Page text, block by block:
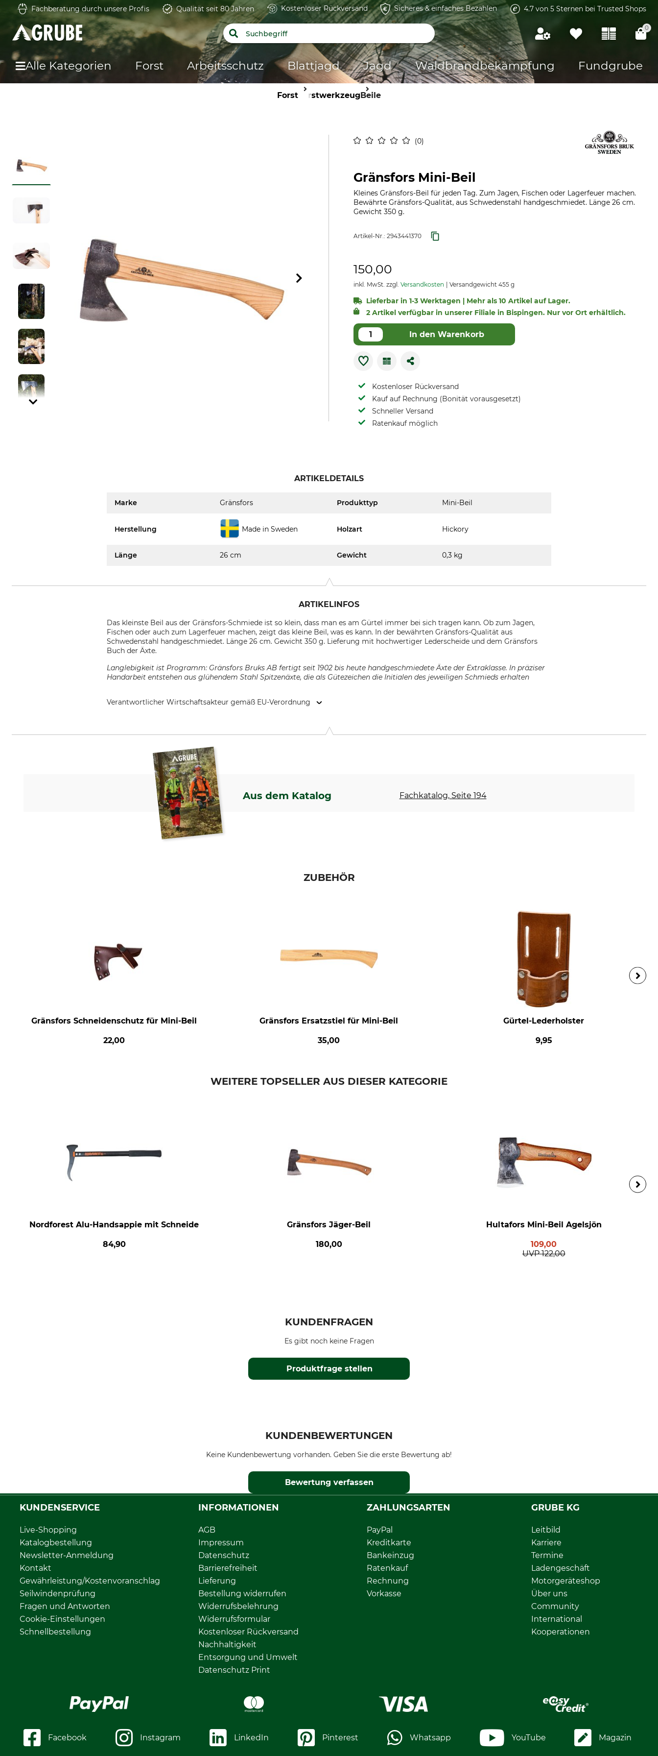
Fachberatung durch unsere Profis Qualität seit 80 Jahren Kostenloser Rückversand Sicheres & einfaches Bezahlen 4.7 von 5 Sternen bei Trusted Shops
0
Alle Kategorien Forst Arbeitsschutz Blattjagd Jagd Waldbrandbekämpfung Fundgrube
Forst ForstwerkzeugBeile
0
Gränsfors Mini-Beil
Kleines Gränsfors-Beil für jeden Tag. Zum Jagen, Fischen oder Lagerfeuer machen.
Bewährte Gränsfors-Qualität, aus Schwedenstahl handgeschmiedet. Länge 26 cm.
Gewicht 350 g.
Artikel-Nr.: 2943441370
150,00
inkl. MwSt. zzgl. Versandkosten Versandgewicht 455 g
Lieferbar in 1-3 Werktagen | Mehr als 10 Artikel auf Lager.
2 Artikel verfügbar in unserer Filiale in Bispingen. Nur vor Ort erhältlich.
In den Warenkorb
Kostenloser Rückversand
Kauf auf Rechnung (Bonität vorausgesetzt)
Schneller Versand
Ratenkauf möglich
ARTIKELDETAILS
Marke Gränsfors Produkttyp Mini-Beil
Herstellung Made in Sweden Holzart Hickory
Länge 26 cm Gewicht 0,3 kg
ARTIKELINFOS
Das kleinste Beil aus der Gränsfors-Schmiede ist so klein, dass man es am Gürtel immer bei sich tragen kann. Ob zum Jagen,
Fischen oder auch zum Lagerfeuer machen, zeigt das kleine Beil, was es kann. In der bewährten Gränsfors-Qualität aus
Schwedenstahl handgeschmiedet. Länge 26 cm. Gewicht 350 g. Lieferung mit hochwertiger Lederscheide und dem Gränsfors
Buch der Äxte.
Langlebigkeit ist Programm: Gränsfors Bruks AB fertigt seit 1902 bis heute handgeschmiedete Äxte der Extraklasse. In präziser
Handarbeit entstehen aus glühendem Stahl Spitzenäxte, die als Gütezeichen die Initialen des jeweiligen Schmieds erhalten
Verantwortlicher Wirtschaftsakteur gemäß EU-Verordnung
Aus dem Katalog Fachkatalog, Seite 194
ZUBEHÖR
Gränsfors Schneidenschutz für Mini-Beil
22,00
Gränsfors Ersatzstiel für Mini-Beil
35,00
Gürtel-Lederholster
9,95
WEITERE TOPSELLER AUS DIESER KATEGORIE
Nordforest Alu-Handsappie mit Schneide
84,90
Gränsfors Jäger-Beil
180,00
Hultafors Mini-Beil Agelsjön
109,00
UVP 122,00
KUNDENFRAGEN
Produktfrage stellen
Es gibt noch keine Fragen
KUNDENBEWERTUNGEN
Keine Kundenbewertung vorhanden. Geben Sie die erste Bewertung ab!
Bewertung verfassen
KUNDENSERVICE
Live-Shopping
Katalogbestellung
Newsletter-Anmeldung
Kontakt
Gewährleistung/Kostenvoranschlag
Seilwindenprüfung
Fragen und Antworten
Cookie-Einstellungen
Schnellbestellung
INFORMATIONEN
AGB
Impressum
Datenschutz
Barrierefreiheit
Lieferung
Bestellung widerrufen
Widerrufsbelehrung
Widerrufsformular
Kostenloser Rückversand
Nachhaltigkeit
Entsorgung und Umwelt
Datenschutz Print
ZAHLUNGSARTEN
PayPal
Kreditkarte
Bankeinzug
Ratenkauf
Rechnung
Vorkasse
GRUBE KG
Leitbild
Karriere
Termine
Ladengeschäft
Motorgeräteshop
Über uns
Community
International
Kooperationen
Facebook Instagram LinkedIn Pinterest Whatsapp YouTube Magazin